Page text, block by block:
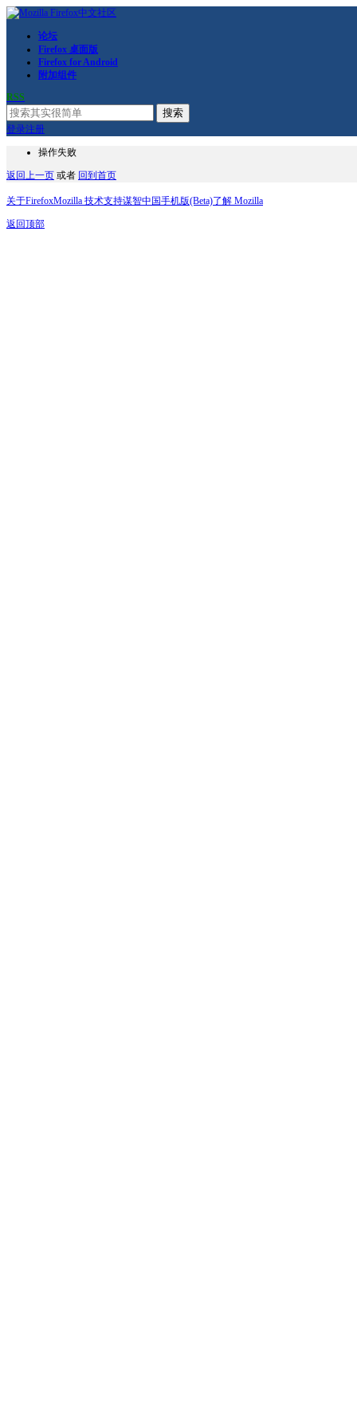
论坛
Firefox 桌面版
Firefox for Android
附加组件
RSS
搜索
登录注册
操作失败
返回上一页 或者 回到首页
关于FirefoxMozilla 技术支持谋智中国手机版(Beta)了解 Mozilla
返回顶部